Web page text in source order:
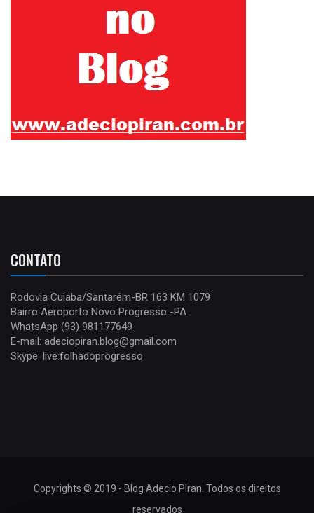
CONTATO
Rodovia Cuiaba/Santarém-BR 163 KM 1079
Bairro Aeroporto Novo Progresso -PA
WhatsApp (93) 981177649
E-mail: adeciopiran.blog@gmail.com
Skype: live:folhadoprogresso
Copyrights © 2019 - Blog Adecio PIran. Todos os direitos
reservados